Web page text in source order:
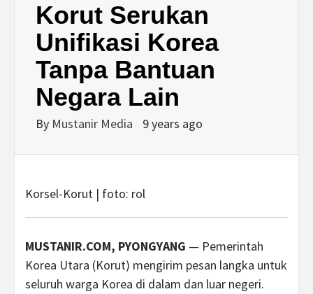
Korut Serukan
Unifikasi Korea
Tanpa Bantuan
Negara Lain
By Mustanir Media 9 years ago
Korsel-Korut | foto: rol
MUSTANIR.COM, PYONGYANG — Pemerintah
Korea Utara (Korut) mengirim pesan langka untuk
seluruh warga Korea di dalam dan luar negeri.